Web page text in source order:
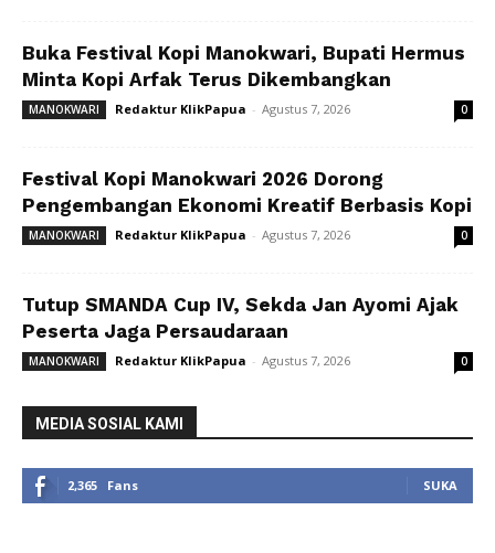
Buka Festival Kopi Manokwari, Bupati Hermus
Minta Kopi Arfak Terus Dikembangkan
MANOKWARI Redaktur KlikPapua - Agustus 7, 2026 0
Festival Kopi Manokwari 2026 Dorong
Pengembangan Ekonomi Kreatif Berbasis Kopi
MANOKWARI Redaktur KlikPapua - Agustus 7, 2026 0
Tutup SMANDA Cup IV, Sekda Jan Ayomi Ajak
Peserta Jaga Persaudaraan
MANOKWARI Redaktur KlikPapua - Agustus 7, 2026 0
MEDIA SOSIAL KAMI
2,365 Fans SUKA